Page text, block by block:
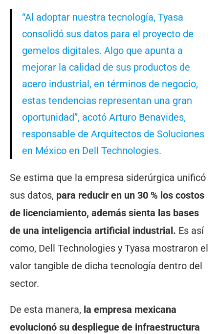
“Al adoptar nuestra tecnología, Tyasa
consolidó sus datos para el proyecto de
gemelos digitales. Algo que apunta a
mejorar la calidad de sus productos de
acero industrial, en términos de negocio,
estas tendencias representan una gran
oportunidad”, acotó Arturo Benavides,
responsable de Arquitectos de Soluciones
en México en Dell Technologies.
Se estima que la empresa siderúrgica unificó
sus datos, para reducir en un 30 % los costos
de licenciamiento, además sienta las bases
de una inteligencia artificial industrial. Es así
como, Dell Technologies y Tyasa mostraron el
valor tangible de dicha tecnología dentro del
sector.
De esta manera, la empresa mexicana
evolucionó su despliegue de infraestructura